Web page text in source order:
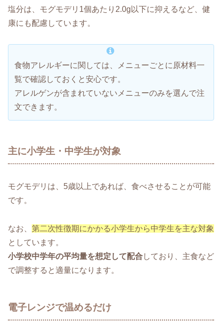
塩分は、モグモデリ1個あたり2.0g以下に抑えるなど、健
康にも配慮しています。
食物アレルギーに関しては、メニューごとに原材料一
覧で確認しておくと安心です。
アレルゲンが含まれていないメニューのみを選んで注
文できます。
主に小学生・中学生が対象
モグモデリは、5歳以上であれば、食べさせることが可能
です。
なお、 第二次性徴期にかかる小学生から中学生を主な対象
としています。
小学校中学年の平均量を想定して配合しており、主食など
で調整すると適量になります。
電子レンジで温めるだけ